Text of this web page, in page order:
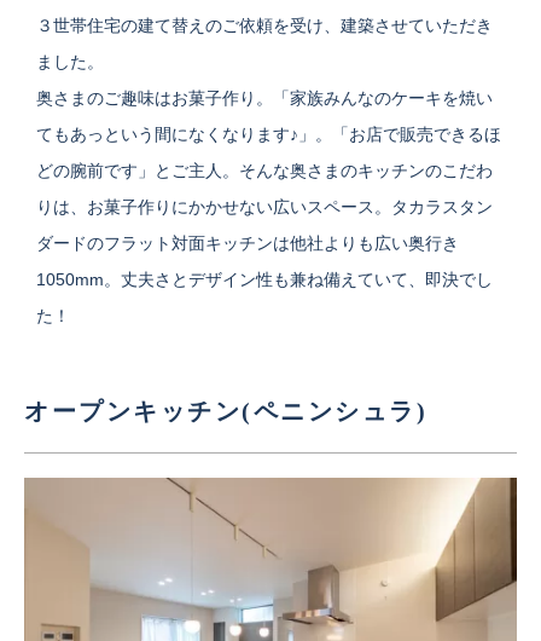
３世帯住宅の建て替えのご依頼を受け、建築させていただき
ました。
奥さまのご趣味はお菓子作り。「家族みんなのケーキを焼い
てもあっという間になくなります♪」。「お店で販売できるほ
どの腕前です」とご主人。そんな奥さまのキッチンのこだわ
りは、お菓子作りにかかせない広いスペース。タカラスタン
ダードのフラット対面キッチンは他社よりも広い奥行き
1050mm。丈夫さとデザイン性も兼ね備えていて、即決でし
た！
オープンキッチン(ペニンシュラ)